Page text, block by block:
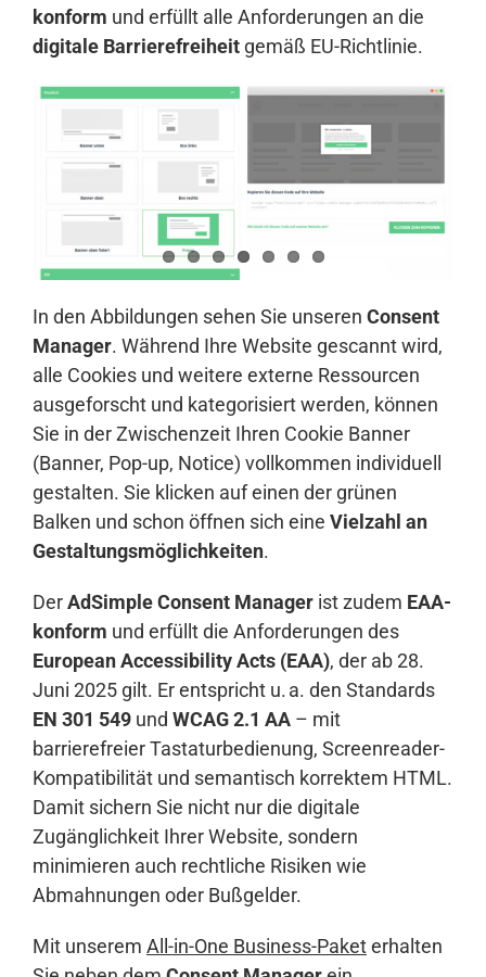
konform und erfüllt alle Anforderungen an die
digitale Barrierefreiheit gemäß EU-Richtlinie.
In den Abbildungen sehen Sie unseren Consent
Manager. Während Ihre Website gescannt wird,
alle Cookies und weitere externe Ressourcen
ausgeforscht und kategorisiert werden, können
Sie in der Zwischenzeit Ihren Cookie Banner
(Banner, Pop-up, Notice) vollkommen individuell
gestalten. Sie klicken auf einen der grünen
Balken und schon öffnen sich eine Vielzahl an
Gestaltungsmöglichkeiten.
DerAdSimple Consent Manager ist zudem EAA-
konform und erfüllt die Anforderungen des
European Accessibility Acts (EAA), der ab 28.
Juni 2025 gilt. Er entspricht u. a. den Standards
EN 301 549 und WCAG 2.1 AA – mit
barrierefreier Tastaturbedienung, Screenreader-
Kompatibilität und semantisch korrektem HTML.
Damit sichern Sie nicht nur die digitale
Zugänglichkeit Ihrer Website, sondern
minimieren auch rechtliche Risiken wie
Abmahnungen oder Bußgelder.
Mit unserem All-in-One Business-Paketerhalten